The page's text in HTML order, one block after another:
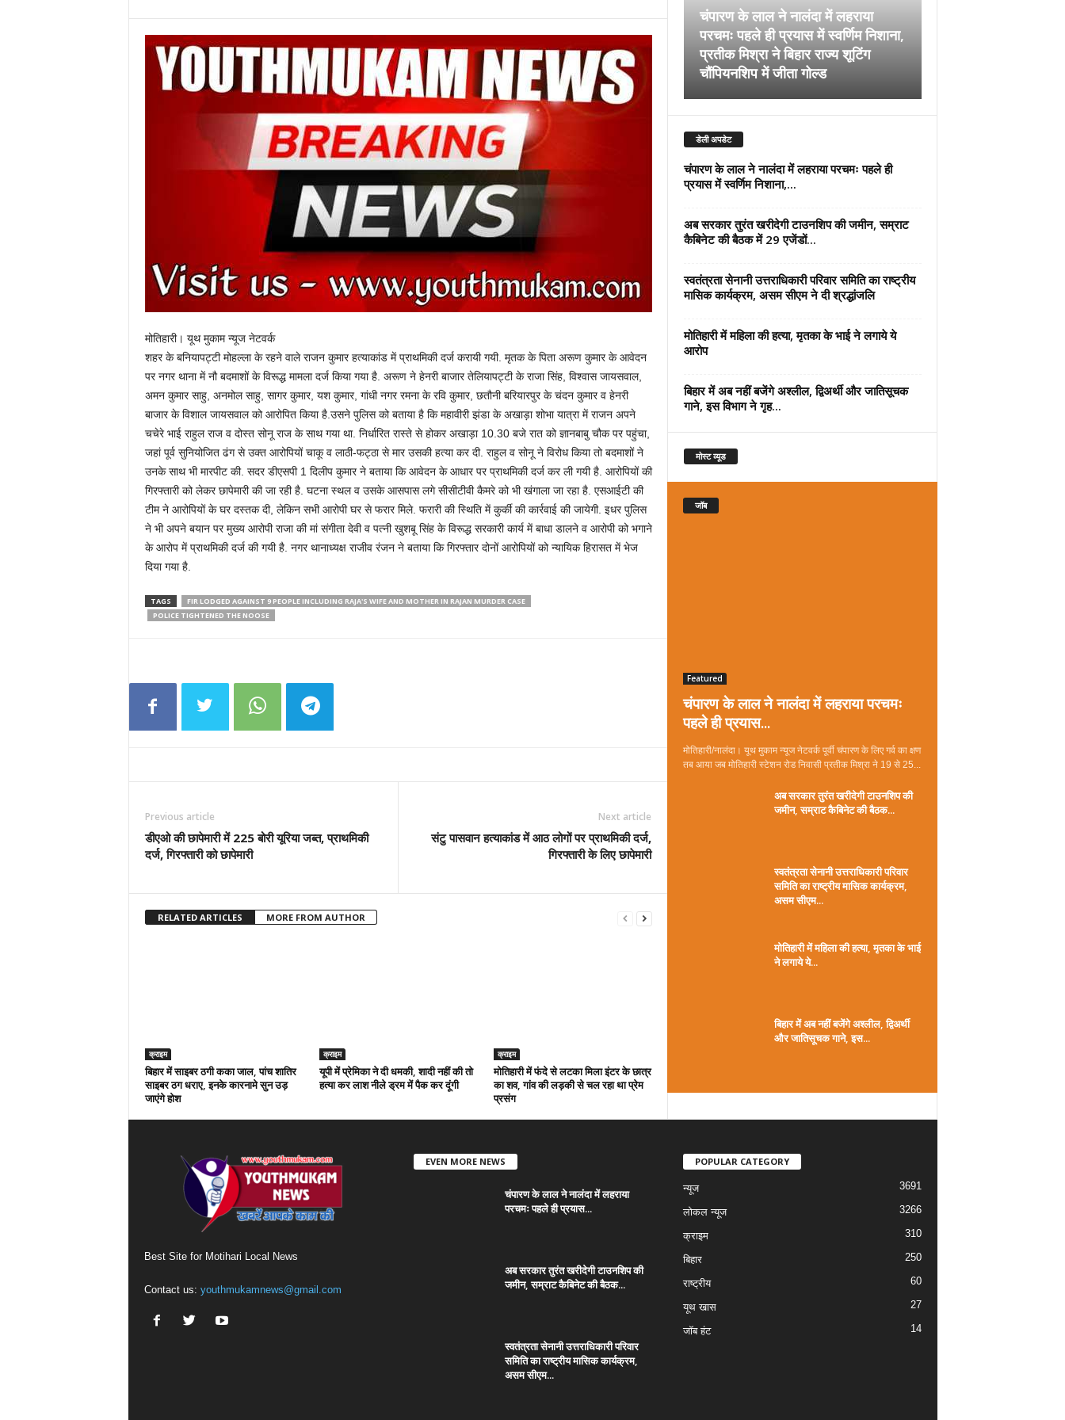
मोतिहारी। यूथ मुकाम न्यूज नेटवर्क
शहर के बनियापट्टी मोहल्ला के रहने वाले राजन कुमार हत्याकांड में प्राथमिकी दर्ज करायी गयी. मृतक के पिता अरूण कुमार के आवेदन
पर नगर थाना में नौ बदमाशों के विरूद्ध मामला दर्ज किया गया है. अरूण ने हेनरी बाजार तेलियापट्टी के राजा सिंह, विश्वास जायसवाल,
अमन कुमार साहु, अनमोल साहु, सागर कुमार, यश कुमार, गांधी नगर रमना के रवि कुमार, छतौनी बरियारपुर के चंदन कुमार व हेनरी
बाजार के विशाल जायसवाल को आरोपित किया है.उसने पुलिस को बताया है कि महावीरी झंडा के अखाड़ा शोभा यात्रा में राजन अपने
चचेरे भाई राहुल राज व दोस्त सोनू राज के साथ गया था. निर्धारित रास्ते से होकर अखाड़ा 10.30 बजे रात को ज्ञानबाबु चौक पर पहुंचा,
जहां पूर्व सुनियोजित ढंग से उक्त आरोपियों चाकू व लाठी-फट्ठा से मार उसकी हत्या कर दी. राहुल व सोनू ने विरोध किया तो बदमाशों ने
उनके साथ भी मारपीट की. सदर डीएसपी 1 दिलीप कुमार ने बताया कि आवेदन के आधार पर प्राथमिकी दर्ज कर ली गयी है. आरोपियों की
गिरफ्तारी को लेकर छापेमारी की जा रही है. घटना स्थल व उसके आसपास लगे सीसीटीवी कैमरे को भी खंगाला जा रहा है. एसआईटी की
टीम ने आरोपियों के घर दस्तक दी, लेकिन सभी आरोपी घर से फरार मिले. फरारी की स्थिति में कुर्की की कार्रवाई की जायेगी. इधर पुलिस
ने भी अपने बयान पर मुख्य आरोपी राजा की मां संगीता देवी व पत्नी खुशबू सिंह के विरूद्ध सरकारी कार्य में बाधा डालने व आरोपी को भगाने
के आरोप में प्राथमिकी दर्ज की गयी है. नगर थानाध्यक्ष राजीव रंजन ने बताया कि गिरफ्तार दोनों आरोपियों को न्यायिक हिरासत में भेज
दिया गया है.
TAGS
FIR LODGED AGAINST 9 PEOPLE INCLUDING RAJA'S WIFE AND MOTHER IN RAJAN MURDER CASE
POLICE TIGHTENED THE NOOSE
Previous article
डीएओ की छापेमारी में 225 बोरी यूरिया जब्त, प्राथमिकी
दर्ज, गिरफ्तारी को छापेमारी
Next article
संटु पासवान हत्याकांड में आठ लोगों पर प्राथमिकी दर्ज,
गिरफ्तारी के लिए छापेमारी
RELATED ARTICLES MORE FROM AUTHOR
क्राइम
बिहार में साइबर ठगी कका जाल, पांच शातिर
साइबर ठग धराए, इनके कारनामे सुन उड़
जाएंगे होश
क्राइम
यूपी में प्रेमिका ने दी धमकी, शादी नहीं की तो
हत्या कर लाश नीले ड्रम में पैक कर दूंगी
क्राइम
मोतिहारी में फंदे से लटका मिला इंटर के छात्र
का शव, गांव की लड़की से चल रहा था प्रेम
प्रसंग
चंपारण के लाल ने नालंदा में लहराया
परचमः पहले ही प्रयास में स्वर्णिम निशाना,
प्रतीक मिश्रा ने बिहार राज्य शूटिंग
चौंपियनशिप में जीता गोल्ड
डेली अपडेट
चंपारण के लाल ने नालंदा में लहराया परचमः पहले ही
प्रयास में स्वर्णिम निशाना,...
अब सरकार तुरंत खरीदेगी टाउनशिप की जमीन, सम्राट
कैबिनेट की बैठक में 29 एजेंडों...
स्वतंत्रता सेनानी उत्तराधिकारी परिवार समिति का राष्ट्रीय
मासिक कार्यक्रम, असम सीएम ने दी श्रद्धांजलि
मोतिहारी में महिला की हत्या, मृतका के भाई ने लगाये ये
आरोप
बिहार में अब नहीं बजेंगे अश्लील, द्विअर्थी और जातिसूचक
गाने, इस विभाग ने गृह...
मोस्ट व्यूड
जॉब
Featured
चंपारण के लाल ने नालंदा में लहराया परचमः
पहले ही प्रयास...
मोतिहारी/नालंदा। यूथ मुकाम न्यूज नेटवर्क पूर्वी चंपारण के लिए गर्व का क्षण
तब आया जब मोतिहारी स्टेशन रोड निवासी प्रतीक मिश्रा ने 19 से 25...
अब सरकार तुरंत खरीदेगी टाउनशिप की
जमीन, सम्राट कैबिनेट की बैठक...
स्वतंत्रता सेनानी उत्तराधिकारी परिवार
समिति का राष्ट्रीय मासिक कार्यक्रम,
असम सीएम...
मोतिहारी में महिला की हत्या, मृतका के भाई
ने लगाये ये...
बिहार में अब नहीं बजेंगे अश्लील, द्विअर्थी
और जातिसूचक गाने, इस...
Best Site for Motihari Local News
Contact us: youthmukamnews@gmail.com
EVEN MORE NEWS
चंपारण के लाल ने नालंदा में लहराया
परचमः पहले ही प्रयास...
अब सरकार तुरंत खरीदेगी टाउनशिप की
जमीन, सम्राट कैबिनेट की बैठक...
स्वतंत्रता सेनानी उत्तराधिकारी परिवार
समिति का राष्ट्रीय मासिक कार्यक्रम,
असम सीएम...
POPULAR CATEGORY
न्यूज 3691
लोकल न्यूज 3266
क्राइम 310
बिहार 250
राष्ट्रीय 60
यूथ खास 27
जॉब हंट 14